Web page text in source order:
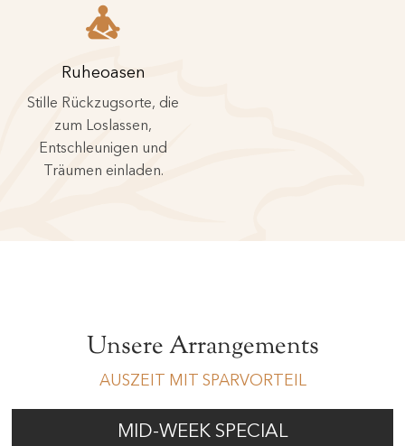
Ruheoasen
Stille Rückzugsorte, die
zum Loslassen,
Entschleunigen und
Träumen einladen.
Unsere Arrangements
AUSZEIT MIT SPARVORTEIL
MID-WEEK SPECIAL